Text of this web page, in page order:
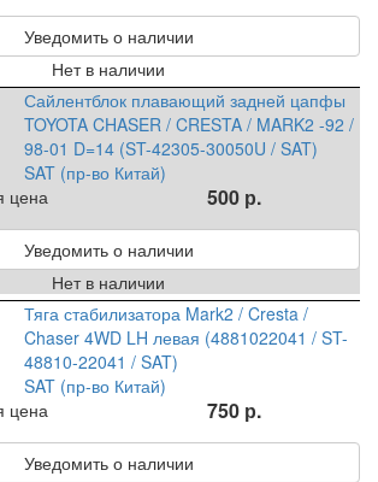
Уведомить о наличии
Нет в наличии
Сайлентблок плавающий задней цапфы
TOYOTA CHASER / CRESTA / MARK2 -92 /
98-01 D=14 (ST-42305-30050U / SAT)
SAT (пр-во Китай)
цена
500 р.
Уведомить о наличии
Нет в наличии
Тяга стабилизатора Mark2 / Cresta /
Chaser 4WD LH левая (4881022041 / ST-
48810-22041 / SAT)
SAT (пр-во Китай)
цена
750 р.
Уведомить о наличии